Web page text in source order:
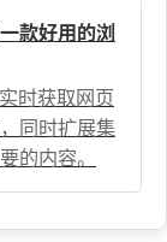
款好用的浏
时获取网页
同时扩展集
的内容。